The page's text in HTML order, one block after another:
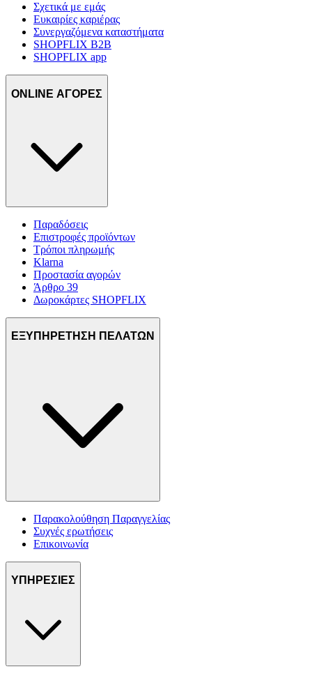
Σχετικά με εμάς
Ευκαιρίες καριέρας
Συνεργαζόμενα καταστήματα
SHOPFLIX B2B
SHOPFLIX app
ONLINE ΑΓΟΡΕΣ
Παραδόσεις
Επιστροφές προϊόντων
Τρόποι πληρωμής
Klarna
Προστασία αγορών
Άρθρο 39
Δωροκάρτες SHOPFLIX
ΕΞΥΠΗΡΕΤΗΣΗ ΠΕΛΑΤΩΝ
Παρακολούθηση Παραγγελίας
Συχνές ερωτήσεις
Επικοινωνία
ΥΠΗΡΕΣΙΕΣ